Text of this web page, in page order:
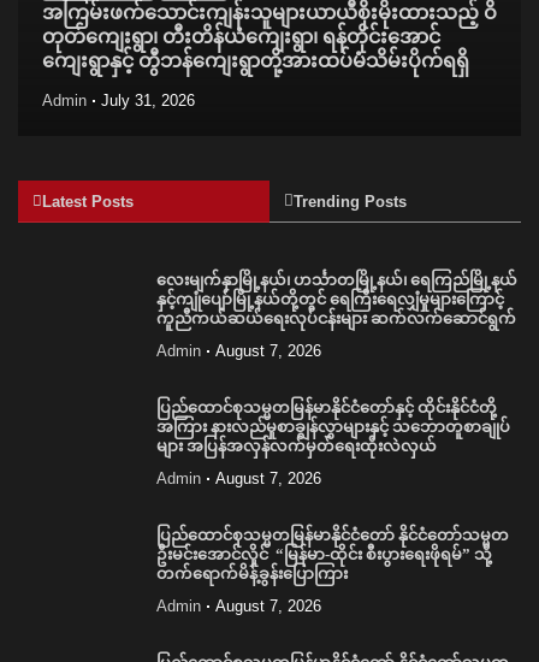
အကြမ်းဖက်သောင်းကျန်းသူများယာယီစိုးမိုးထားသည့် ဝိ
တုတ်ကျေးရွာ၊ တီးတိန်ယံကျေးရွာ၊ ရန်တိုင်းအောင်
ကျေးရွာနှင့် တွီဘန်ကျေးရွာတို့အားထပ်မံသိမ်းပိုက်ရရှိ
Admin July 31, 2026
Latest Posts Trending Posts
လေးမျက်နှာမြို့နယ်၊ ဟင်္သာတမြို့နယ်၊ ရေကြည်မြို့နယ်
နှင့်ကျုံပျော်မြို့နယ်တို့တွင် ရေကြီးရေလျှံမှုများကြောင့်
ကူညီကယ်ဆယ်ရေးလုပ်ငန်းများ ဆက်လက်ဆောင်ရွက်
Admin August 7, 2026
ပြည်ထောင်စုသမ္မတမြန်မာနိုင်ငံတော်နှင့် ထိုင်းနိုင်ငံတို့
အကြား နားလည်မှုစာချွန်လွှာများနှင့် သဘောတူစာချုပ်
များ အပြန်အလှန်လက်မှတ်ရေးထိုးလဲလှယ်
Admin August 7, 2026
ပြည်ထောင်စုသမ္မတမြန်မာနိုင်ငံတော် နိုင်ငံတော်သမ္မတ
ဦးမင်းအောင်လှိုင် “မြန်မာ-ထိုင်း စီးပွားရေးဖိုရမ်” သို့
တက်ရောက်မိန့်ခွန်းပြောကြား
Admin August 7, 2026